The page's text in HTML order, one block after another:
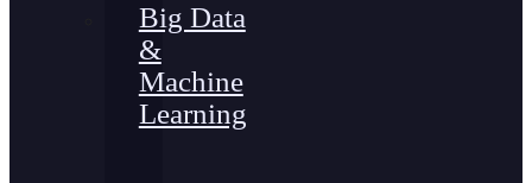
Big Data
&
Machine
Learning